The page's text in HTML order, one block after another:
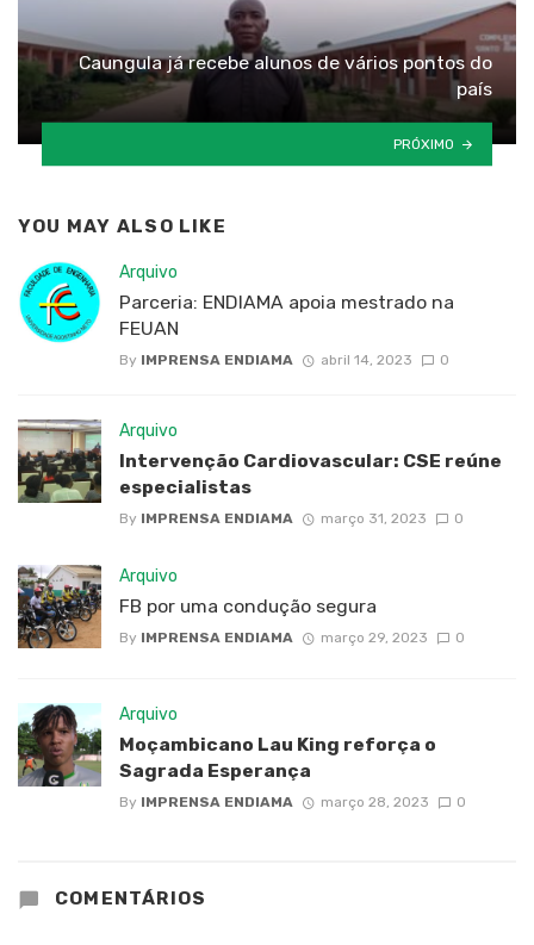
Caungula já recebe alunos de vários pontos do
país
PRÓXIMO
YOU MAY ALSO LIKE
Arquivo
Parceria: ENDIAMA apoia mestrado na
FEUAN
By IMPRENSA ENDIAMA abril 14, 2023 0
Arquivo
Intervenção Cardiovascular: CSE reúne
especialistas
By IMPRENSA ENDIAMA março 31, 2023 0
Arquivo
FB por uma condução segura
By IMPRENSA ENDIAMA março 29, 2023 0
Arquivo
Moçambicano Lau King reforça o
Sagrada Esperança
By IMPRENSA ENDIAMA março 28, 2023 0
COMENTÁRIOS